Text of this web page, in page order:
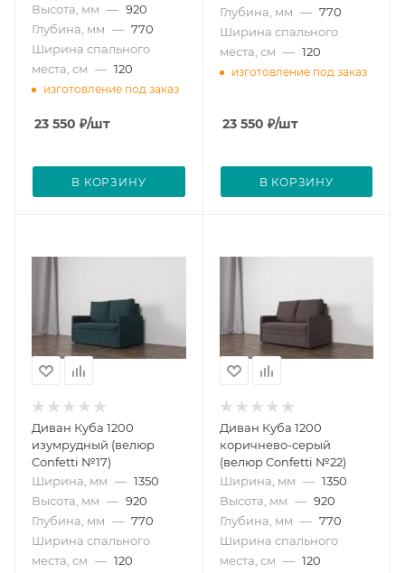
Высота, мм — 920
Глубина, мм — 770
Ширина спального
места, см — 120
изготовление под заказ
23 550 ₽/шт
В КОРЗИНУ
Глубина, мм — 770
Ширина спального
места, см — 120
изготовление под заказ
23 550 ₽/шт
В КОРЗИНУ
Диван Куба 1200
изумрудный (велюр
Confetti №17)
Ширина, мм — 1350
Высота, мм — 920
Глубина, мм — 770
Ширина спального
места, см — 120
Диван Куба 1200
коричнево-серый
(велюр Confetti №22)
Ширина, мм — 1350
Высота, мм — 920
Глубина, мм — 770
Ширина спального
места, см — 120